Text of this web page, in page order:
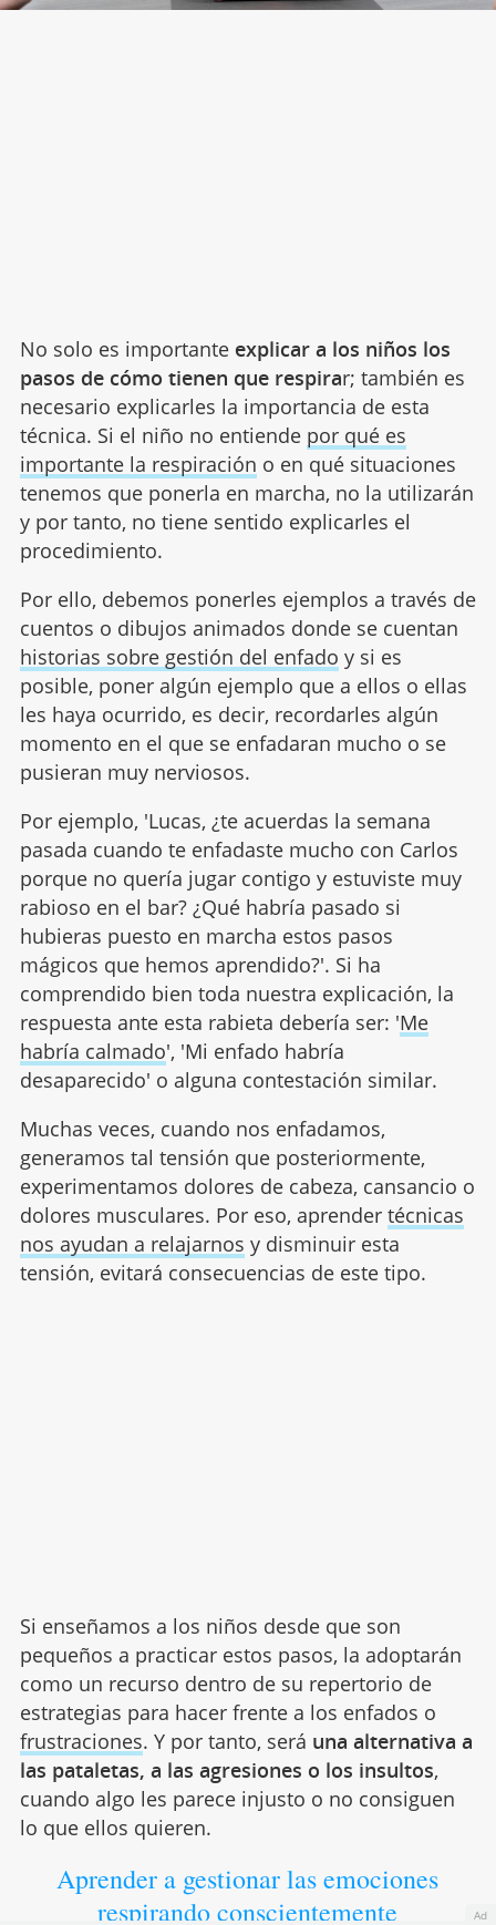
No solo es importante explicar a los niños los
pasos de cómo tienen que respirar; también es
necesario explicarles la importancia de esta
técnica. Si el niño no entiende por qué es
importante la respiración o en qué situaciones
tenemos que ponerla en marcha, no la utilizarán
y por tanto, no tiene sentido explicarles el
procedimiento.
Por ello, debemos ponerles ejemplos a través de
cuentos o dibujos animados donde se cuentan
historias sobre gestión del enfado y si es
posible, poner algún ejemplo que a ellos o ellas
les haya ocurrido, es decir, recordarles algún
momento en el que se enfadaran mucho o se
pusieran muy nerviosos.
Por ejemplo, 'Lucas, ¿te acuerdas la semana
pasada cuando te enfadaste mucho con Carlos
porque no quería jugar contigo y estuviste muy
rabioso en el bar? ¿Qué habría pasado si
hubieras puesto en marcha estos pasos
mágicos que hemos aprendido?'. Si ha
comprendido bien toda nuestra explicación, la
respuesta ante esta rabieta debería ser: 'Me
habría calmado', 'Mi enfado habría
desaparecido' o alguna contestación similar.
Muchas veces, cuando nos enfadamos,
generamos tal tensión que posteriormente,
experimentamos dolores de cabeza, cansancio o
dolores musculares. Por eso, aprender técnicas
nos ayudan a relajarnos y disminuir esta
tensión, evitará consecuencias de este tipo.
Si enseñamos a los niños desde que son
pequeños a practicar estos pasos, la adoptarán
como un recurso dentro de su repertorio de
estrategias para hacer frente a los enfados o
frustraciones. Y por tanto, será una alternativa a
las pataletas, a las agresiones o los insultos,
cuando algo les parece injusto o no consiguen
lo que ellos quieren.
Aprender a gestionar las emociones
respirando conscientemente
Ad